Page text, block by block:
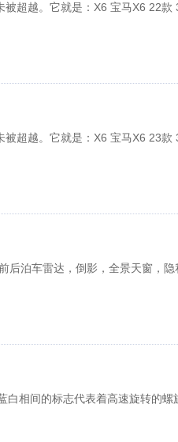
超越。它就是：X6 宝马X6 22款
超越。它就是：X6 宝马X6 23款
后泊车雷达，倒影，全景天窗，隐
白相间的标志代表着高速旋转的螺